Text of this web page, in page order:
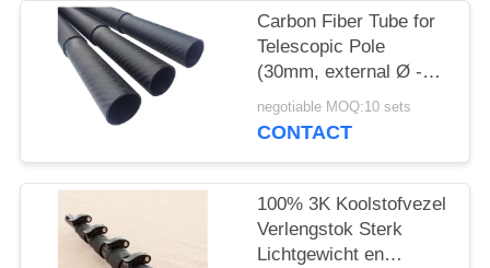
Carbon Fiber Tube for
Telescopic Pole
(30mm, external Ø -
27mm, inner Ø)
1000mm
negotiable MOQ:10 sets
CONTACT
100% 3K Koolstofvezel
Verlengstok Sterk
Lichtgewicht en